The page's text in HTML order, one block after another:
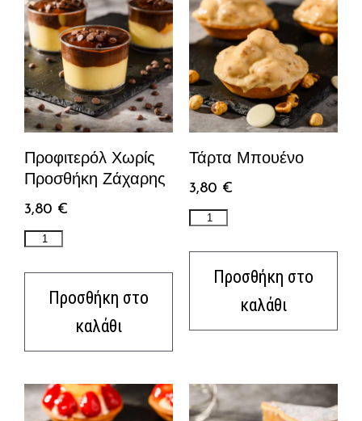
Προφιτερόλ Χωρίς
Προσθήκη Ζάχαρης
3,80 €
Προσθήκη στο
καλάθι
Τάρτα Μπουένο
3,80 €
Προσθήκη στο
καλάθι